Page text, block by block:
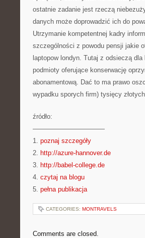
ostatnie zadanie jest rzeczą
danych może doprowadzić ich do
Utrzymanie kompetentnej kadry
szczególności z powodu pensji jakie
laptopow londyn. Tutaj z odsieczą
podmioty oferujące konserwację
abonamentową. Dać to ma prawo
wypadku sporych firm) tysięcy
źródło:
———————————
1. poznaj szczegóły
2. http://azure-hannover.de
3. http://babel-college.de
4. czytaj na blogu
5. pełna publikacja
CATEGORIES: MONTRAVELS
Comments are closed.